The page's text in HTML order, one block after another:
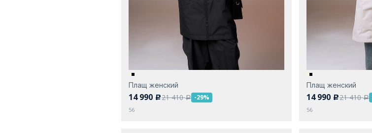
Плащ женский
14 990 c21 410a -29%
56
Плащ женский
14 990 c21 410a
56